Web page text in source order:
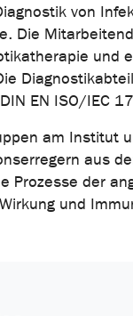
von
Die
und
EN ISO/IEC
am Institut
aus
Prozesse der
und